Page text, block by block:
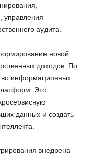
управления
аудита.
новой
доходов. По
информационных
Это
данных и создать
внедрена